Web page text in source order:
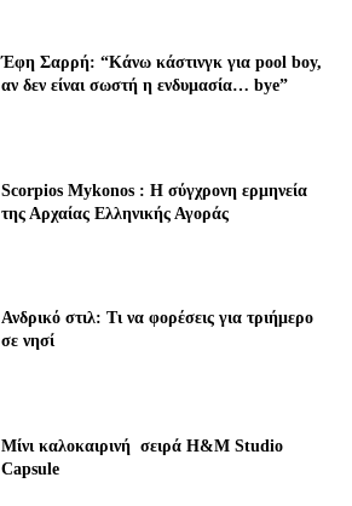
Έφη Σαρρή: “Κάνω κάστινγκ για pool boy,
αν δεν είναι σωστή η ενδυμασία… bye”
Scorpios Mykonos : Η σύγχρονη ερμηνεία
της Αρχαίας Ελληνικής Αγοράς
Ανδρικό στιλ: Τι να φορέσεις για τριήμερο
σε νησί
Μίνι καλοκαιρινή σειρά H&M Studio
Capsule